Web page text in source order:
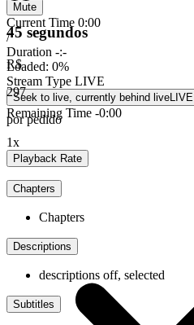
Mute
Current Time 0:00
/
Duration -:-
Loaded: 0%
Stream Type LIVE
Seek to live, currently behind liveLIVE
Remaining Time -0:00
1x
Playback Rate
Chapters
Chapters
Descriptions
descriptions off, selected
Subtitles
45 segundos
R$
297
por pedido